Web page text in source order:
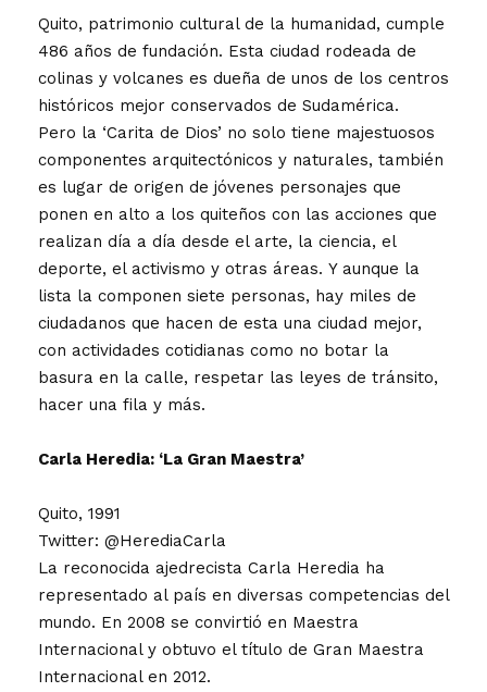
Quito, patrimonio cultural de la humanidad, cumple
486 años de fundación. Esta ciudad rodeada de
colinas y volcanes es dueña de unos de los centros
históricos mejor conservados de Sudamérica.
Pero la ‘Carita de Dios’ no solo tiene majestuosos
componentes arquitectónicos y naturales, también
es lugar de origen de jóvenes personajes que
ponen en alto a los quiteños con las acciones que
realizan día a día desde el arte, la ciencia, el
deporte, el activismo y otras áreas. Y aunque la
lista la componen siete personas, hay miles de
ciudadanos que hacen de esta una ciudad mejor,
con actividades cotidianas como no botar la
basura en la calle, respetar las leyes de tránsito,
hacer una fila y más.
Carla Heredia: ‘La Gran Maestra’
Quito, 1991
Twitter: @HerediaCarla
La reconocida ajedrecista Carla Heredia ha
representado al país en diversas competencias del
mundo. En 2008 se convirtió en Maestra
Internacional y obtuvo el título de Gran Maestra
Internacional en 2012.